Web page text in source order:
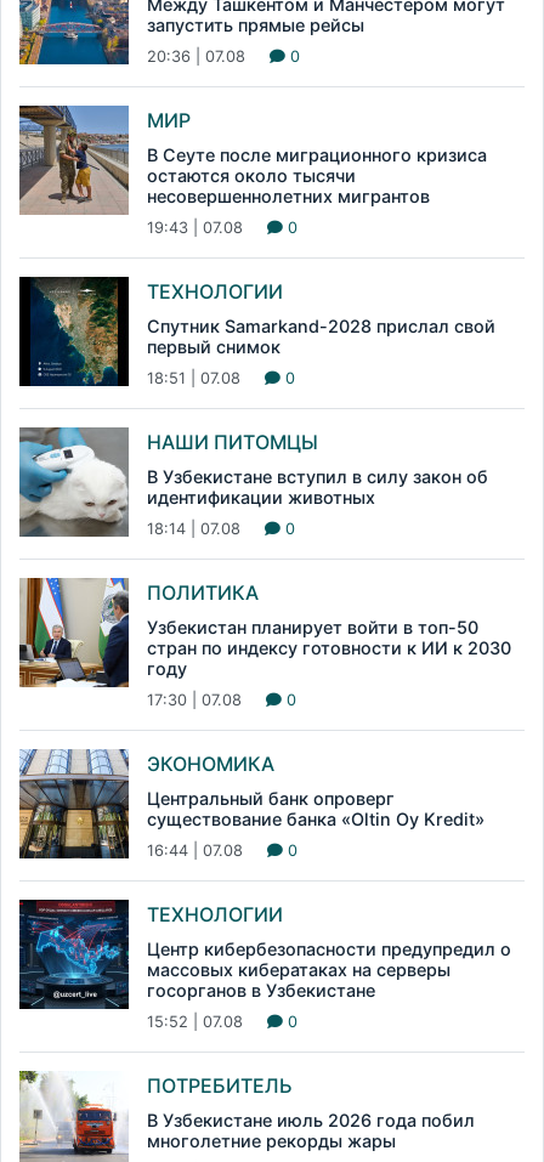
Между Ташкентом и Манчестером могут
запустить прямые рейсы
20:36 | 07.08 0
МИР
В Сеуте после миграционного кризиса
остаются около тысячи
несовершеннолетних мигрантов
19:43 | 07.08 0
ТЕХНОЛОГИИ
Спутник Samarkand-2028 прислал свой
первый снимок
18:51 | 07.08 0
НАШИ ПИТОМЦЫ
В Узбекистане вступил в силу закон об
идентификации животных
18:14 | 07.08 0
ПОЛИТИКА
Узбекистан планирует войти в топ-50
стран по индексу готовности к ИИ к 2030
году
17:30 | 07.08 0
ЭКОНОМИКА
Центральный банк опроверг
существование банка «Oltin Oy Kredit»
16:44 | 07.08 0
ТЕХНОЛОГИИ
Центр кибербезопасности предупредил о
массовых кибератаках на серверы
госорганов в Узбекистане
15:52 | 07.08 0
ПОТРЕБИТЕЛЬ
В Узбекистане июль 2026 года побил
многолетние рекорды жары